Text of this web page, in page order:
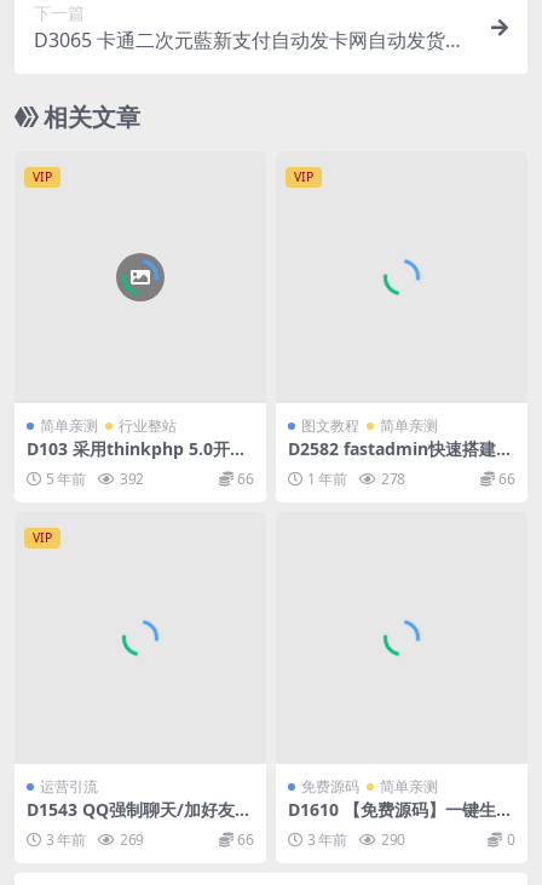
下一篇
D3065 卡通二次元藍新支付自动发卡网自动发货系
相关文章
VIP
简单亲测 行业整站
D103 采用thinkphp 5.0开发
源导航V1.0-集网址、资源、资
讯于一体的导航系统
5 年前 392 66
VIP
图文教程 简单亲测
D2582 fastadmin快速搭建导
航站和API接口站点系统
1 年前 278 66
VIP
运营引流
D1543 QQ强制聊天/加好友/
临时会话接口跳转单页源码。
3 年前 269 66
免费源码 简单亲测
D1610 【免费源码】一键生成
抽象话网页版源码
3 年前 290 0